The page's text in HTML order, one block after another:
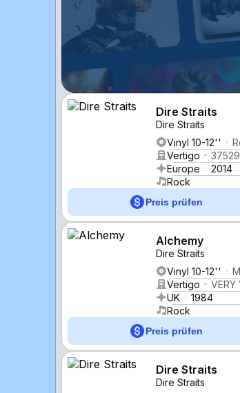
Dire Straits
Dire Straits
Vinyl 10-12''
Vertigo
Europe
2014
Rock
Preis prüfen
Alchemy
Dire Straits
Vinyl 10-12''
Vertigo
VERY
UK
1984
Rock
Preis prüfen
Dire Straits
Dire Straits